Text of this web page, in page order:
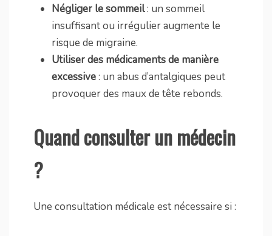
Négliger le sommeil: un sommeil
insuffisant ou irrégulier augmente le
risque de migraine.
Utiliser des médicaments de manière
excessive: un abus d’antalgiques peut
provoquer des maux de tête rebonds.
Quand consulter un médecin
?
Une consultation médicale est nécessaire si :